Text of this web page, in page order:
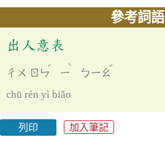
參考詞語
出人意表
ㄔㄨ ㄖㄣ
ˊ
ㄧ
ˋ
ㄅㄧㄠ
ˇ
chū rén yì biǎo
列印 加入筆記